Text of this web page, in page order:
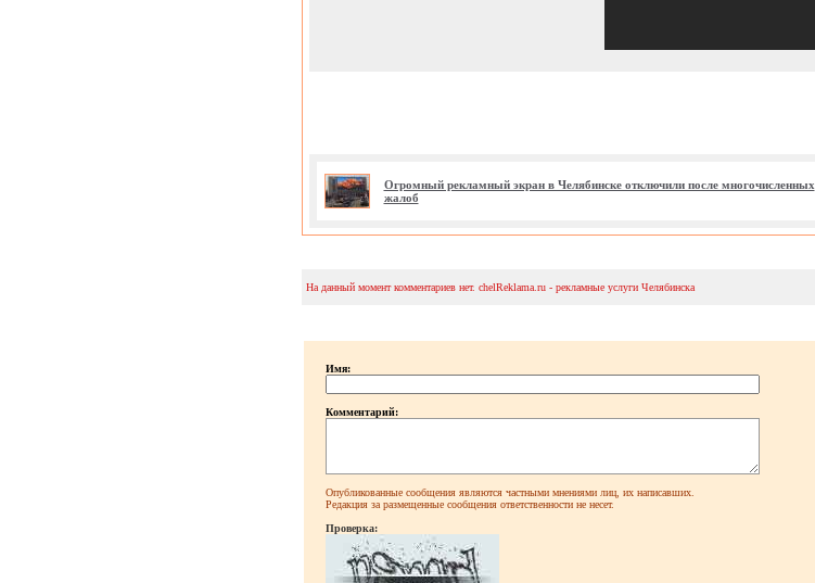
Огромный рекламный экран в Челябинске отключили после многочисленных
жалоб
На данный момент комментариев нет. chelReklama.ru - рекламные услуги Челябинска
Имя:
Комментарий:
Опубликованные сообщения являются частными мнениями лиц, их написавших.
Редакция за размещенные сообщения ответственности не несет.
Проверка: